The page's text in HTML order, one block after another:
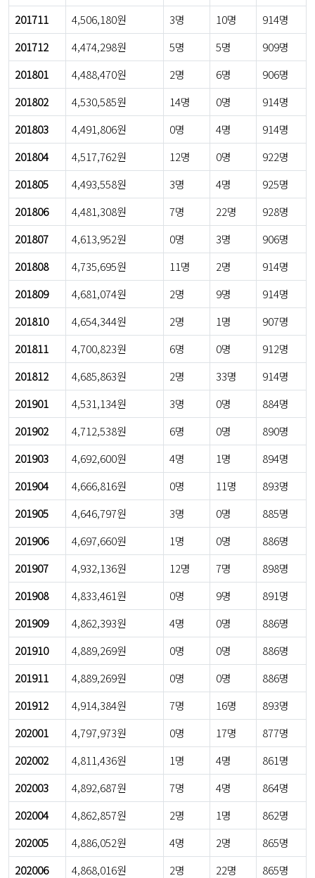
201711
4,506,180원 3명 10명
914명
201712
4,474,298원 5명 5명
909명
201801
4,488,470원 2명 6명
906명
201802
4,530,585원 14명 0명
914명
201803
4,491,806원 0명 4명
914명
201804
4,517,762원 12명 0명
922명
201805
4,493,558원 3명 4명
925명
201806
4,481,308원 7명 22명
928명
201807
4,613,952원 0명 3명
906명
201808
4,735,695원 11명 2명
914명
201809
4,681,074원 2명 9명
914명
201810
4,654,344원 2명 1명
907명
201811
4,700,823원 6명 0명
912명
201812
4,685,863원 2명 33명
914명
201901
4,531,134원 3명 0명
884명
201902
4,712,538원 6명 0명
890명
201903
4,692,600원 4명 1명
894명
201904
4,666,816원 0명 11명
893명
201905
4,646,797원 3명 0명
885명
201906
4,697,660원 1명 0명
886명
201907
4,932,136원 12명 7명
898명
201908
4,833,461원 0명 9명
891명
201909
4,862,393원 4명 0명
886명
201910
4,889,269원 0명 0명
886명
201911
4,889,269원 0명 0명
886명
201912
4,914,384원 7명 16명
893명
202001
4,797,973원 0명 17명
877명
202002
4,811,436원 1명 4명
861명
202003
4,892,687원 7명 4명
864명
202004
4,862,857원 2명 1명
862명
202005
4,886,052원 4명 2명
865명
202006
4,868,016원 2명 22명
865명